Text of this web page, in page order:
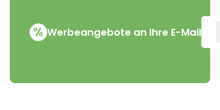
% Werbeangebote an Ihre E-Mail